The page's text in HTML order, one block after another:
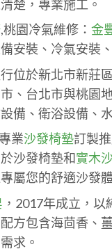
楚，專業施工。
,桃園冷氣維修： 金
安裝、冷氣安裝
位於新北市新莊
、台北市與桃園
備、衛浴設備、
業沙發椅墊訂製
沙發椅墊和實木
屬您的舒適沙發
，2017年成立，
方包含海茴香、
求。